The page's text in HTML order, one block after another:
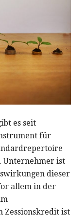
es seit
für
Unternehmer ist
dieser
allem in der
Zessionskredit ist